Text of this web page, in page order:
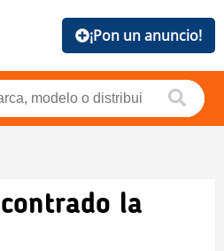
¡Pon un anuncio!
la